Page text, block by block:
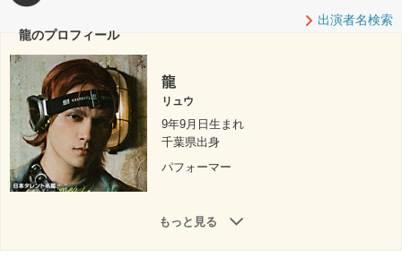
出演者名検索
龍のプロフィール
龍
リュウ
9年9月日生まれ
千葉県出身
パフォーマー
もっと見る